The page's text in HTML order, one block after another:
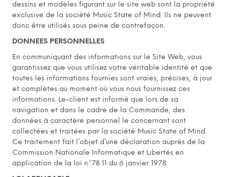
dessins et modèles figurant sur le site web sont la propriété
exclusive de la société Music State of Mind. Ils ne peuvent
donc être utilisés sous peine de contrefaçon.
DONNEES PERSONNELLES
En communiquant des informations sur le Site Web, vous
garantissez que vous utilisez votre véritable identité et que
toutes les informations fournies sont vraies, précises, à jour
et complètes au moment où vous nous fournissez ces
informations. Le-client est informé que lors de sa
navigation et dans le cadre de la Commande, des
données à caractère personnel le concernant sont
collectées et traitées par la société Music State of Mind.
Ce traitement fait l’objet d’une déclaration auprès de la
Commission Nationale Informatique et Libertés en
application de la loi n°78 11 du 6 janvier 1978.